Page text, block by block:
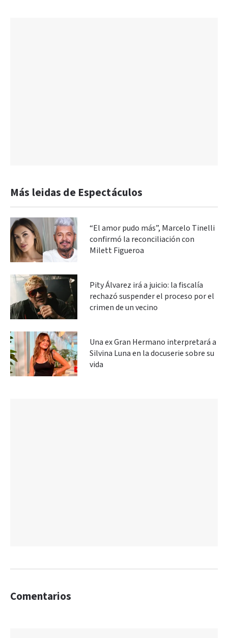
Más leidas de Espectáculos
“El amor pudo más”, Marcelo Tinelli
confirmó la reconciliación con
Milett Figueroa
Pity Álvarez irá a juicio: la fiscalía
rechazó suspender el proceso por el
crimen de un vecino
Una ex Gran Hermano interpretará a
Silvina Luna en la docuserie sobre su
vida
Comentarios